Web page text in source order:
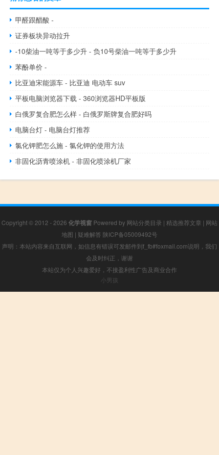
甲醛跟醋酸 -
证券板块异动拉升
-10柴油一吨等于多少升 - 负10号柴油一吨等于多少升
苯酚单价 -
比亚迪宋能源车 - 比亚迪 电动车 suv
平板电脑浏览器下载 - 360浏览器HD平板版
白俄罗复合肥怎么样 - 白俄罗斯牌复合肥好吗
电脑台灯 - 电脑台灯推荐
氯化钾肥怎么施 - 氯化钾的使用方法
非固化沥青喷涂机 - 非固化喷涂机厂家
Copyright © 2012 - 2026 化学视窗 Powered by 网站分类目录 | 精选推荐文章 | 网站
地图 | 疑难解答 陕ICP备05009492号
声明：本站内容来自互联网，如信息有错误可发邮件到f_fb#foxmail.com说明，我们
会及时纠正，谢谢
本站仅为个人兴趣爱好，不接盈利性广告及商业合作
小男孩